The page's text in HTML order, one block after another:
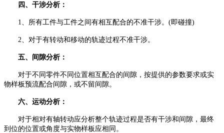
四、干涉分析：
1、所有工件与工件之间有相互配合的不准干涉。(即碰撞)
2、对于有转动和移动的轨迹过程不准干涉。
五、间隙分析：
对于不同零件不同位置相互配合的间隙，按提供的参数要求或实
物样板预流配合间隙，或不留间隙。
六、运动分析：
对于相对有轴转动应分析整个轨迹过程是否有干涉和间隙，最终
到位的位置或角度与实物样板应相同。